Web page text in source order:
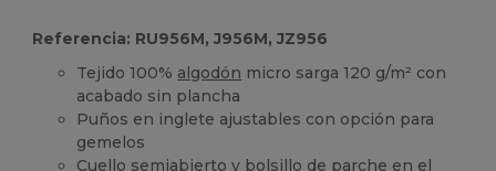
Referencia: RU956M, J956M, JZ956
Tejido 100% algodón micro sarga 120 g/m² con
acabado sin plancha
Puños en inglete ajustables con opción para
gemelos
Cuello semiabierto y bolsillo de parche en el